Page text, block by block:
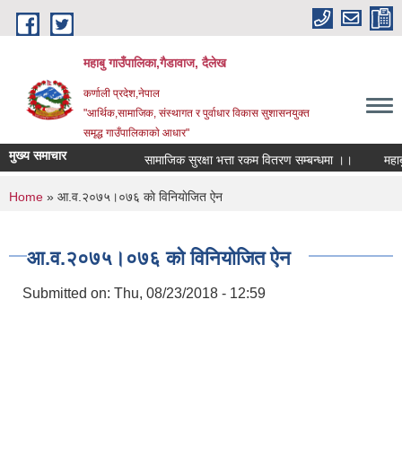
Skip to main content
महाबु गाउँपालिका,गैडावाज, दैलेख
कर्णाली प्रदेश,नेपाल
"आर्थिक,सामाजिक, संस्थागत र पुर्वाधार विकास सुशासनयुक्त
समृद्ध गाउँपालिकाकाे आधार"
मुख्य समाचार सामाजिक सुरक्षा भत्ता रकम वितरण सम्बन्धमा ।।
You are here
Home » आ.व.२०७५।०७६ काे विनियाेजित ऐन
आ.व.२०७५।०७६ काे विनियाेजित ऐन
Submitted on: Thu, 08/23/2018 - 12:59